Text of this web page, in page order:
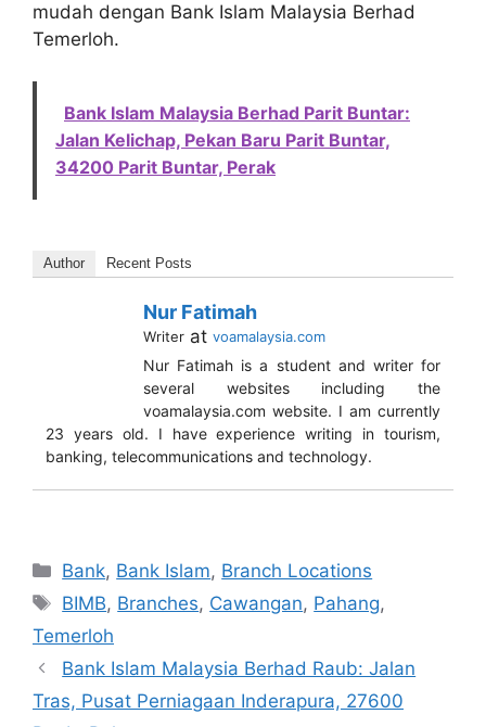
mudah dengan Bank Islam Malaysia Berhad
Temerloh.
Bank Islam Malaysia Berhad Parit Buntar:
Jalan Kelichap, Pekan Baru Parit Buntar,
34200 Parit Buntar, Perak
Author Recent Posts
Nur Fatimah
Writer at voamalaysia.com
Nur Fatimah is a student and writer for
several websites including the
voamalaysia.com website. I am currently
23 years old. I have experience writing in tourism,
banking, telecommunications and technology.
Categories
Bank, Bank Islam, Branch Locations
Tags
BIMB, Branches, Cawangan, Pahang,
Temerloh
Bank Islam Malaysia Berhad Raub: Jalan
Tras, Pusat Perniagaan Inderapura, 27600